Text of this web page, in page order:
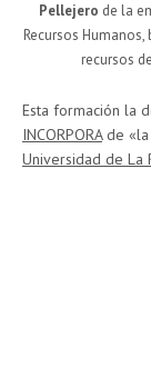
Pellejero de la
Recursos
recursos
Esta formación la
INCORPORAde «la
Universidad de La